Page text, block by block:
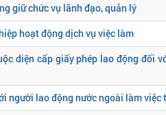
giữ chức vụ lãnh đạo, quản lý
hoạt động dịch vụ việc làm
diện cấp giấy phép lao động đối
người lao động nước ngoài làm việc